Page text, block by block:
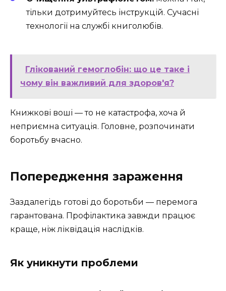
тільки дотримуйтесь інструкцій. Сучасні
технології на службі книголюбів.
Глікований гемоглобін: що це таке і
чому він важливий для здоров'я?
Книжкові воші — то не катастрофа, хоча й
неприємна ситуація. Головне, розпочинати
боротьбу вчасно.
Попередження зараження
Заздалегідь готові до боротьби — перемога
гарантована. Профілактика завжди працює
краще, ніж ліквідація наслідків.
Як уникнути проблеми